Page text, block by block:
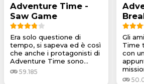
Adventure Time -
Saw Game
Era solo questione di
tempo, si sapeva ed è così
che anche i protagonisti di
Adventure Time sono...
59.185
Gli
Time
con